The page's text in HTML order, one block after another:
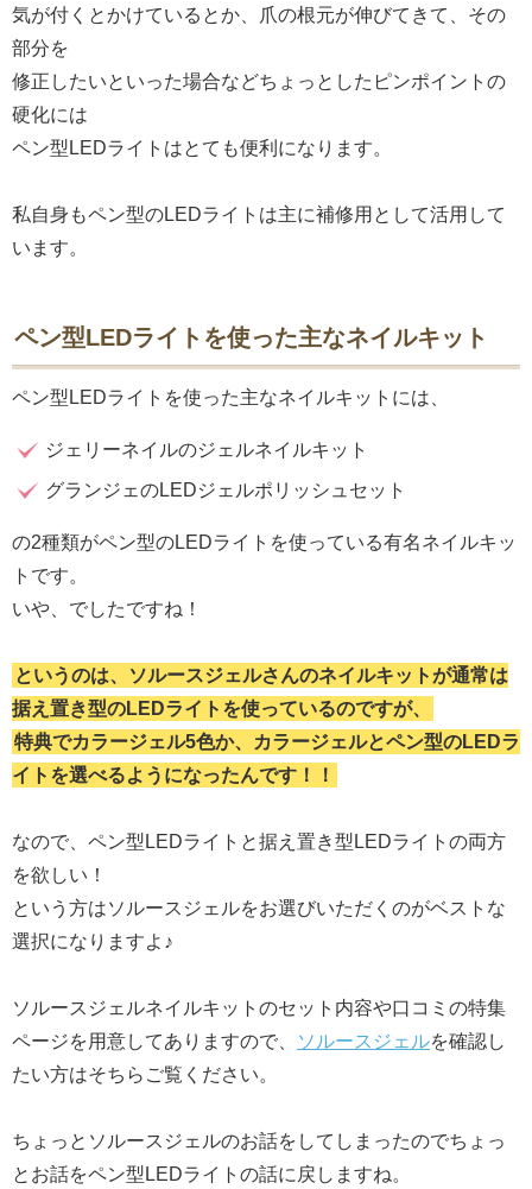
気が付くとかけているとか、爪の根元が伸びてきて、その
部分を
修正したいといった場合などちょっとしたピンポイントの
硬化には
ペン型LEDライトはとても便利になります。
私自身もペン型のLEDライトは主に補修用として活用して
います。
ペン型LEDライトを使った主なネイルキット
ペン型LEDライトを使った主なネイルキットには、
ジェリーネイルのジェルネイルキット
グランジェのLEDジェルポリッシュセット
の2種類がペン型のLEDライトを使っている有名ネイルキッ
トです。
いや、でしたですね！
というのは、ソルースジェルさんのネイルキットが通常は
据え置き型のLEDライトを使っているのですが、
特典でカラージェル5色か、カラージェルとペン型のLEDラ
イトを選べるようになったんです！！
なので、ペン型LEDライトと据え置き型LEDライトの両方
を欲しい！
という方はソルースジェルをお選びいただくのがベストな
選択になりますよ♪
ソルースジェルネイルキットのセット内容や口コミの特集
ページを用意してありますので、
ソルースジェルを確認し
たい方はそちらご覧ください。
ちょっとソルースジェルのお話をしてしまったのでちょっ
とお話をペン型LEDライトの話に戻しますね。